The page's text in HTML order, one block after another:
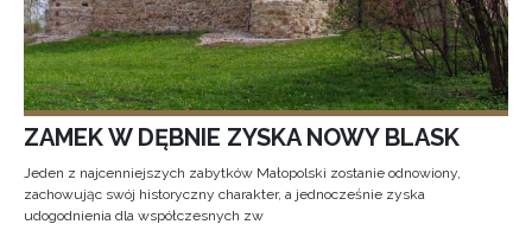
ZAMEK W DĘBNIE ZYSKA NOWY BLASK
Jeden z najcenniejszych zabytków Małopolski zostanie odnowiony,
zachowując swój historyczny charakter, a jednocześnie zyska
udogodnienia dla współczesnych zw